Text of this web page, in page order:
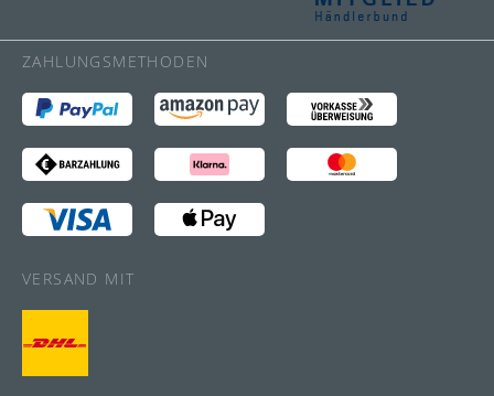
ZAHLUNGSMETHODEN
VERSAND MIT